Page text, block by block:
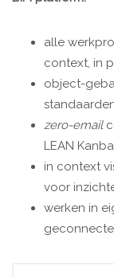
alle
context, in
object-
standaarden
zero-email
LEAN
in context
voor
werken in